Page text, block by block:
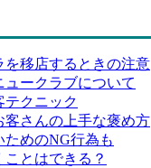
を移店するときの注意
ュークラブについて
テクニック
さんの上手な褒め方
めのNG行為も
とはできる？